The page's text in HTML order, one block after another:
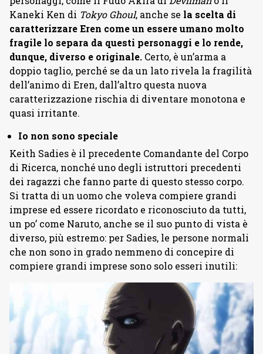
Kaneki Ken di Tokyo Ghoul, anche se la scelta di
caratterizzare Eren come un essere umano molto
fragile lo separa da questi personaggi e lo rende,
dunque, diverso e originale. Certo, è un’arma a
doppio taglio, perché se da un lato rivela la fragilità
dell’animo di Eren, dall’altro questa nuova
caratterizzazione rischia di diventare monotona e
quasi irritante.
Io non sono speciale
Keith Sadies è il precedente Comandante del Corpo
di Ricerca, nonché uno degli istruttori precedenti
dei ragazzi che fanno parte di questo stesso corpo.
Si tratta di un uomo che voleva compiere grandi
imprese ed essere ricordato e riconosciuto da tutti,
un po’ come Naruto, anche se il suo punto di vista è
diverso, più estremo: per Sadies, le persone normali
che non sono in grado nemmeno di concepire di
compiere grandi imprese sono solo esseri inutili: